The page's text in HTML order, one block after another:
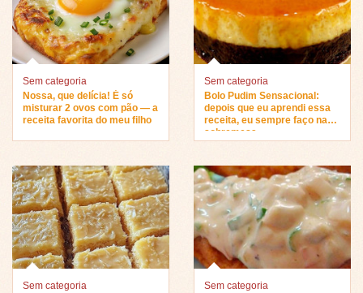
Sem categoria
Nossa, que delícia! É só
misturar 2 ovos com pão — a
receita favorita do meu filho
Sem categoria
Bolo Pudim Sensacional:
depois que eu aprendi essa
receita, eu sempre faço na
sobremesa…
Sem categoria
Sem categoria